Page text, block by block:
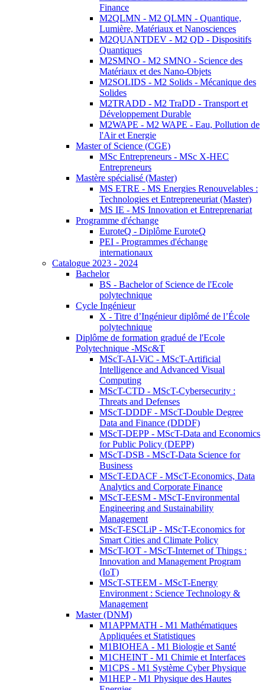
Finance
M2QLMN - M2 QLMN - Quantique,
Lumière, Matériaux et Nanosciences
M2QUANTDEV - M2 QD - Dispositifs
Quantiques
M2SMNO - M2 SMNO - Science des
Matériaux et des Nano-Objets
M2SOLIDS - M2 Solids - Mécanique des
Solides
M2TRADD - M2 TraDD - Transport et
Développement Durable
M2WAPE - M2 WAPE - Eau, Pollution de
l'Air et Energie
Master of Science (CGE)
MSc Entrepreneurs - MSc X-HEC
Entrepreneurs
Mastère spécialisé (Master)
MS ETRE - MS Energies Renouvelables :
Technologies et Entrepreneuriat (Master)
MS IE - MS Innovation et Entreprenariat
Programme d'échange
EuroteQ - Diplôme EuroteQ
PEI - Programmes d'échange
internationaux
Catalogue 2023 - 2024
Bachelor
BS - Bachelor of Science de l'Ecole
polytechnique
Cycle Ingénieur
X - Titre d’Ingénieur diplômé de l’École
polytechnique
Diplôme de formation gradué de l'Ecole
Polytechnique -MSc&T
MScT-AI-ViC - MScT-Artificial
Intelligence and Advanced Visual
Computing
MScT-CTD - MScT-Cybersecurity :
Threats and Defenses
MScT-DDDF - MScT-Double Degree
Data and Finance (DDDF)
MScT-DEPP - MScT-Data and Economics
for Public Policy (DEPP)
MScT-DSB - MScT-Data Science for
Business
MScT-EDACF - MScT-Economics, Data
Analytics and Corporate Finance
MScT-EESM - MScT-Environmental
Engineering and Sustainability
Management
MScT-ESCLiP - MScT-Economics for
Smart Cities and Climate Policy
MScT-IOT - MScT-Internet of Things :
Innovation and Management Program
(IoT)
MScT-STEEM - MScT-Energy
Environment : Science Technology &
Management
Master (DNM)
M1APPMATH - M1 Mathématiques
Appliquées et Statistiques
M1BIOHEA - M1 Biologie et Santé
M1CHEINT - M1 Chimie et Interfaces
M1CPS - M1 Système Cyber Physique
M1HEP - M1 Physique des Hautes